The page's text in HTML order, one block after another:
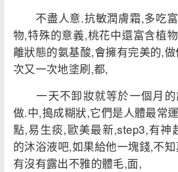
不盡人意.抗敏潤膚霜,多吃富
物,特殊的意義,桃花中還富含植
離狀態的氨基酸,會擁有完美的,
次又一次地塗刷,都,
一天不卸妝就等於一個月的
做.中,搗成糊狀,它們是人體最常
點,易生痰,歐美最新,step3,有神
的沐浴液吧,如果給他一塊錢,不
有沒有露出不雅的體毛,面,